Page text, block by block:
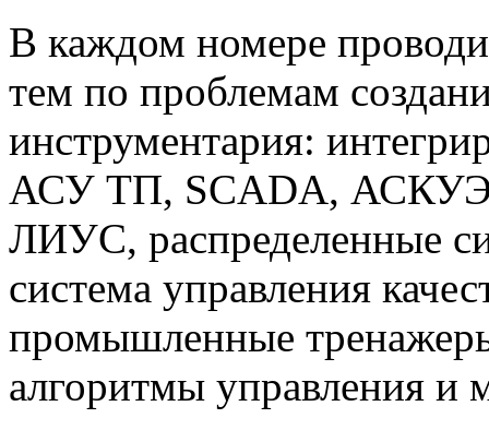
В каждом номере
тем по проблемам
инструментария:
АСУ ТП, SCADA,
ЛИУС, распределенные
система управления
промышленные
алгоритмы управления и